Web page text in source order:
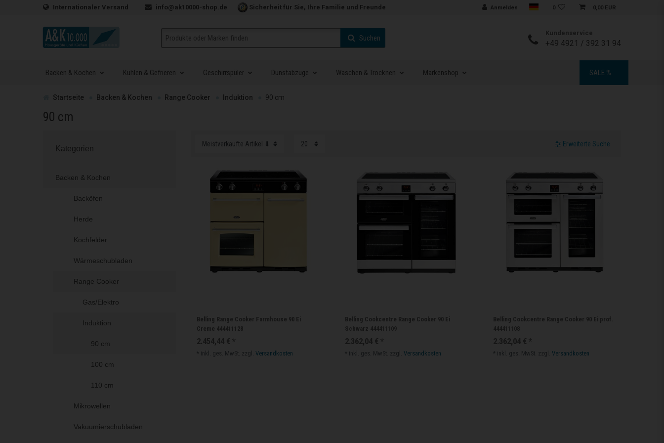
Zum Inhalt springen
Internationaler Versand info@ak10000-shop.de Sicherheit für Sie, Ihre Familie und Freunde Anmelden Sprache auswählen
0 0,00 EUR
Suche Suchen
Kundenservice
+49 4921 / 392 31 94
Backen & Kochen Kühlen & Gefrieren Geschirrspüler Dunstabzüge Waschen & Trocknen Markenshop SALE %
Zur
Startseite Backen & Kochen Range Cooker Induktion 90 cm
90 cm
Kategorien
Backen & Kochen
Backöfen
Herde
Kochfelder
Wärmeschubladen
Range Cooker
Gas/Elektro
Induktion
90 cm
100 cm
110 cm
Mikrowellen
Vakuumierschubladen
Erweiterte Suche
Belling Range Cooker Farmhouse 90 Ei
Creme 444411128
2.454,44 € *
* inkl. ges. MwSt. zzgl.Versandkosten
Belling Cookcentre Range Cooker 90 Ei
Schwarz 444411109
2.362,04 € *
* inkl. ges. MwSt. zzgl.Versandkosten
Belling Cookcentre Range Cooker 90 Ei prof.
444411108
2.362,04 € *
* inkl. ges. MwSt. zzgl.Versandkosten